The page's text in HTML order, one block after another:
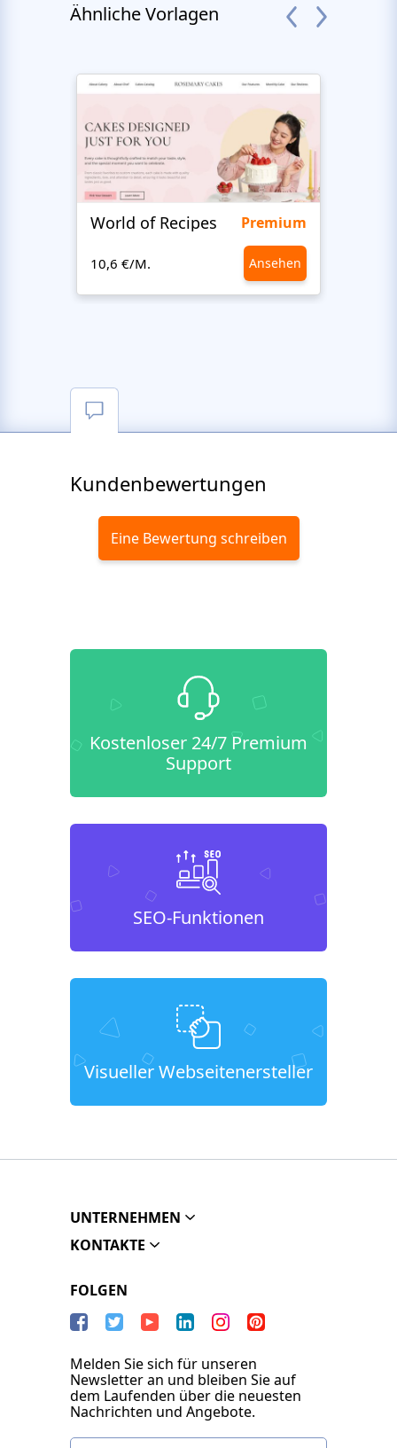
Ähnliche Vorlagen
World of Recipes Premium
10,6 €/M. Ansehen
Kundenbewertungen
Eine Bewertung schreiben
Kostenloser 24/7 Premium
Support
SEO-Funktionen
Visueller Webseitenersteller
UNTERNEHMEN
KONTAKTE
FOLGEN
Melden Sie sich für unseren
Newsletter an und bleiben Sie auf
dem Laufenden über die neuesten
Nachrichten und Angebote.